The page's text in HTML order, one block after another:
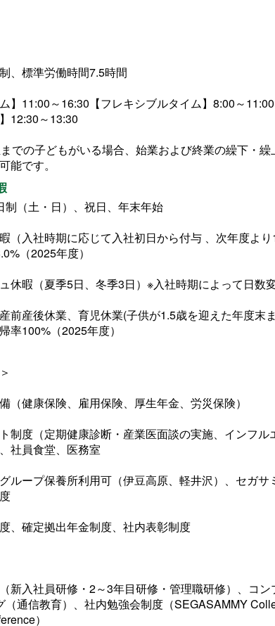
、標準労働時間7.5時間
ム】11:00～16:30【フレキシブルタイム】8:00～
12:30～13:30
での子どもがいる場合、始業および終業の繰下・
能です。
制（土・日）、祝日、年末年始
（入社時期に応じて入社初日から付与 、次年度よ
（2025年度）
休暇（夏季5日、冬季3日）※入社時期によって日数
前産後休業、育児休業(子供が1.5歳を迎えた年度末
率100%（2025年度）
（健康保険、雇用保険、厚生年金、労災保険）
制度（定期健康診断・産業医面談の実施、インフル
社員食堂、医務室
ループ保養所利用可（伊豆高原、軽井沢）、セガサ
、確定拠出年金制度、社内表彰制度
新入社員研修・2～3年目研修・管理職研修）、コン
（通信教育）、社内勉強会制度（SEGASAMMY
）